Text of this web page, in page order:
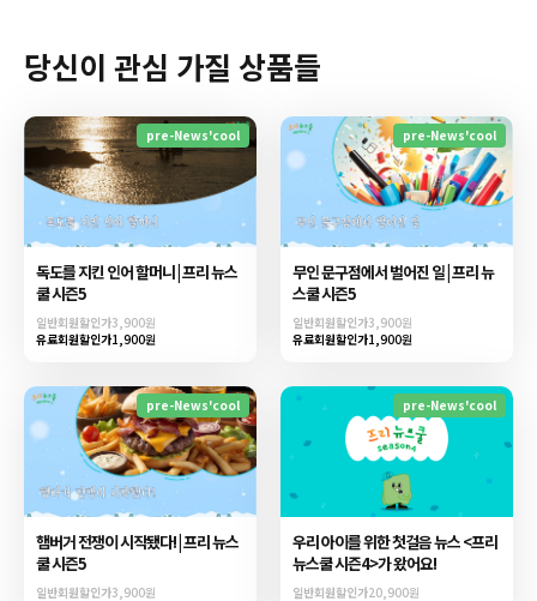
당신이 관심 가질 상품들
pre-News'cool
독도를 지킨 인어 할머니 | 프리 뉴스
쿨 시즌5
일반회원할인가3,900원
유료회원할인가1,900원
pre-News'cool
무인 문구점에서 벌어진 일 | 프리 뉴
스쿨 시즌5
일반회원할인가3,900원
유료회원할인가1,900원
pre-News'cool
햄버거 전쟁이 시작됐다! | 프리 뉴스
쿨 시즌5
일반회원할인가3,900원
pre-News'cool
우리 아이를 위한 첫걸음 뉴스 <프리
뉴스쿨 시즌4>가 왔어요!
일반회원할인가20,900원